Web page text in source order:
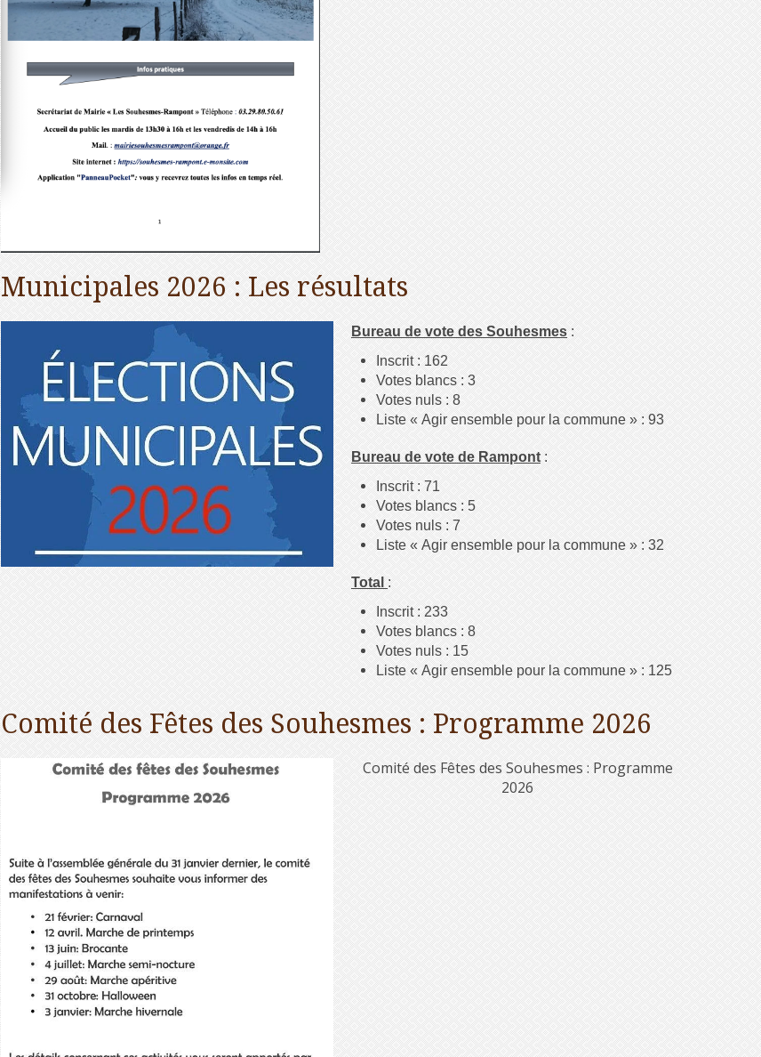
Municipales 2026 : Les résultats
Bureau de vote des Souhesmes:
Inscrit : 162
Votes blancs : 3
Votes nuls : 8
Liste « Agir ensemble pour la commune » : 93
Bureau de vote de Rampont:
Inscrit : 71
Votes blancs : 5
Votes nuls : 7
Liste « Agir ensemble pour la commune » : 32
Total:
Inscrit : 233
Votes blancs : 8
Votes nuls : 15
Liste « Agir ensemble pour la commune » : 125
Comité des Fêtes des Souhesmes : Programme 2026
Comité des Fêtes des Souhesmes : Programme
2026